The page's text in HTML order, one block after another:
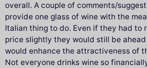
overall. A couple of comments/
provide one glass of wine with the
Italian thing to do. Even if they had to
price slightly they would still be
would enhance the attractiveness of
Not everyone drinks wine so